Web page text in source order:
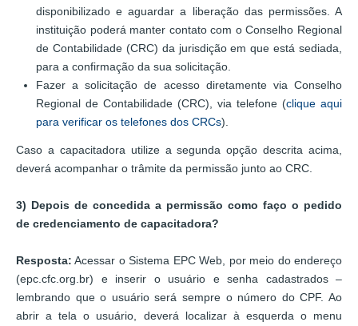
disponibilizado e aguardar a liberação das permissões. A
instituição poderá manter contato com o Conselho Regional
de Contabilidade (CRC) da jurisdição em que está sediada,
para a confirmação da sua solicitação.
Fazer a solicitação de acesso diretamente via Conselho
Regional de Contabilidade (CRC), via telefone (clique aqui
para verificar os telefones dos CRCs).
Caso a capacitadora utilize a segunda opção descrita acima,
deverá acompanhar o trâmite da permissão junto ao CRC.
3) Depois de concedida a permissão como faço o pedido
de credenciamento de capacitadora?
Resposta: Acessar o Sistema EPC Web, por meio do endereço
(epc.cfc.org.br) e inserir o usuário e senha cadastrados –
lembrando que o usuário será sempre o número do CPF. Ao
abrir a tela o usuário, deverá localizar à esquerda o menu